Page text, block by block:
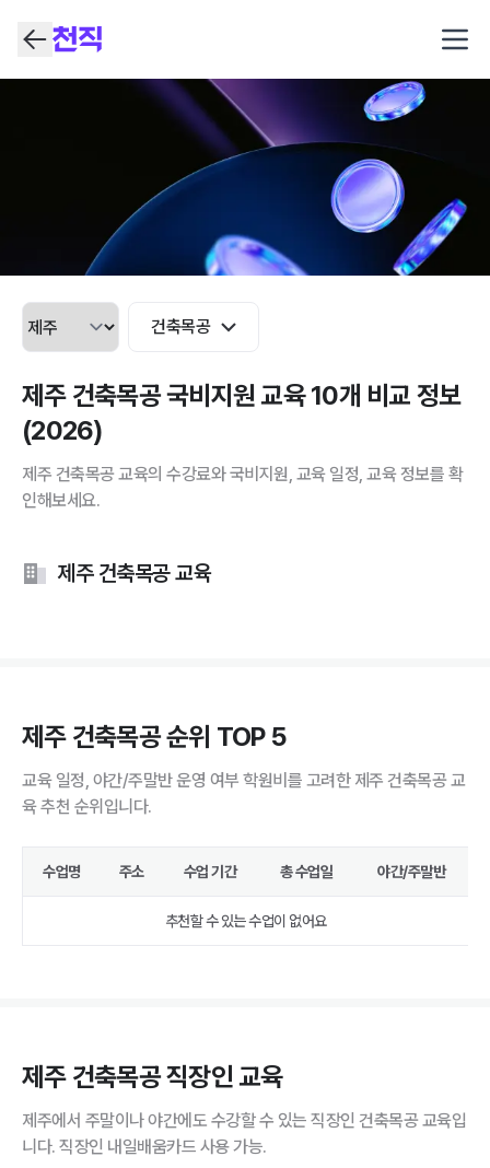
건축목공
제주 건축목공 국비지원 교육 10개 비교 정보
(2026)
제주 건축목공 교육의 수강료와 국비지원, 교육 일정, 교육 정보를 확
인해보세요.
제주 건축목공 교육
제주 건축목공 순위 TOP 5
교육 일정, 야간/주말반 운영 여부 학원비를 고려한 제주 건축목공 교
육 추천 순위입니다.
수업명 주소 수업 기간 총 수업일 야간/주말반
추천할 수 있는 수업이 없어요
제주 건축목공 직장인 교육
제주에서 주말이나 야간에도 수강할 수 있는 직장인 건축목공 교육입
니다. 직장인 내일배움카드 사용 가능.